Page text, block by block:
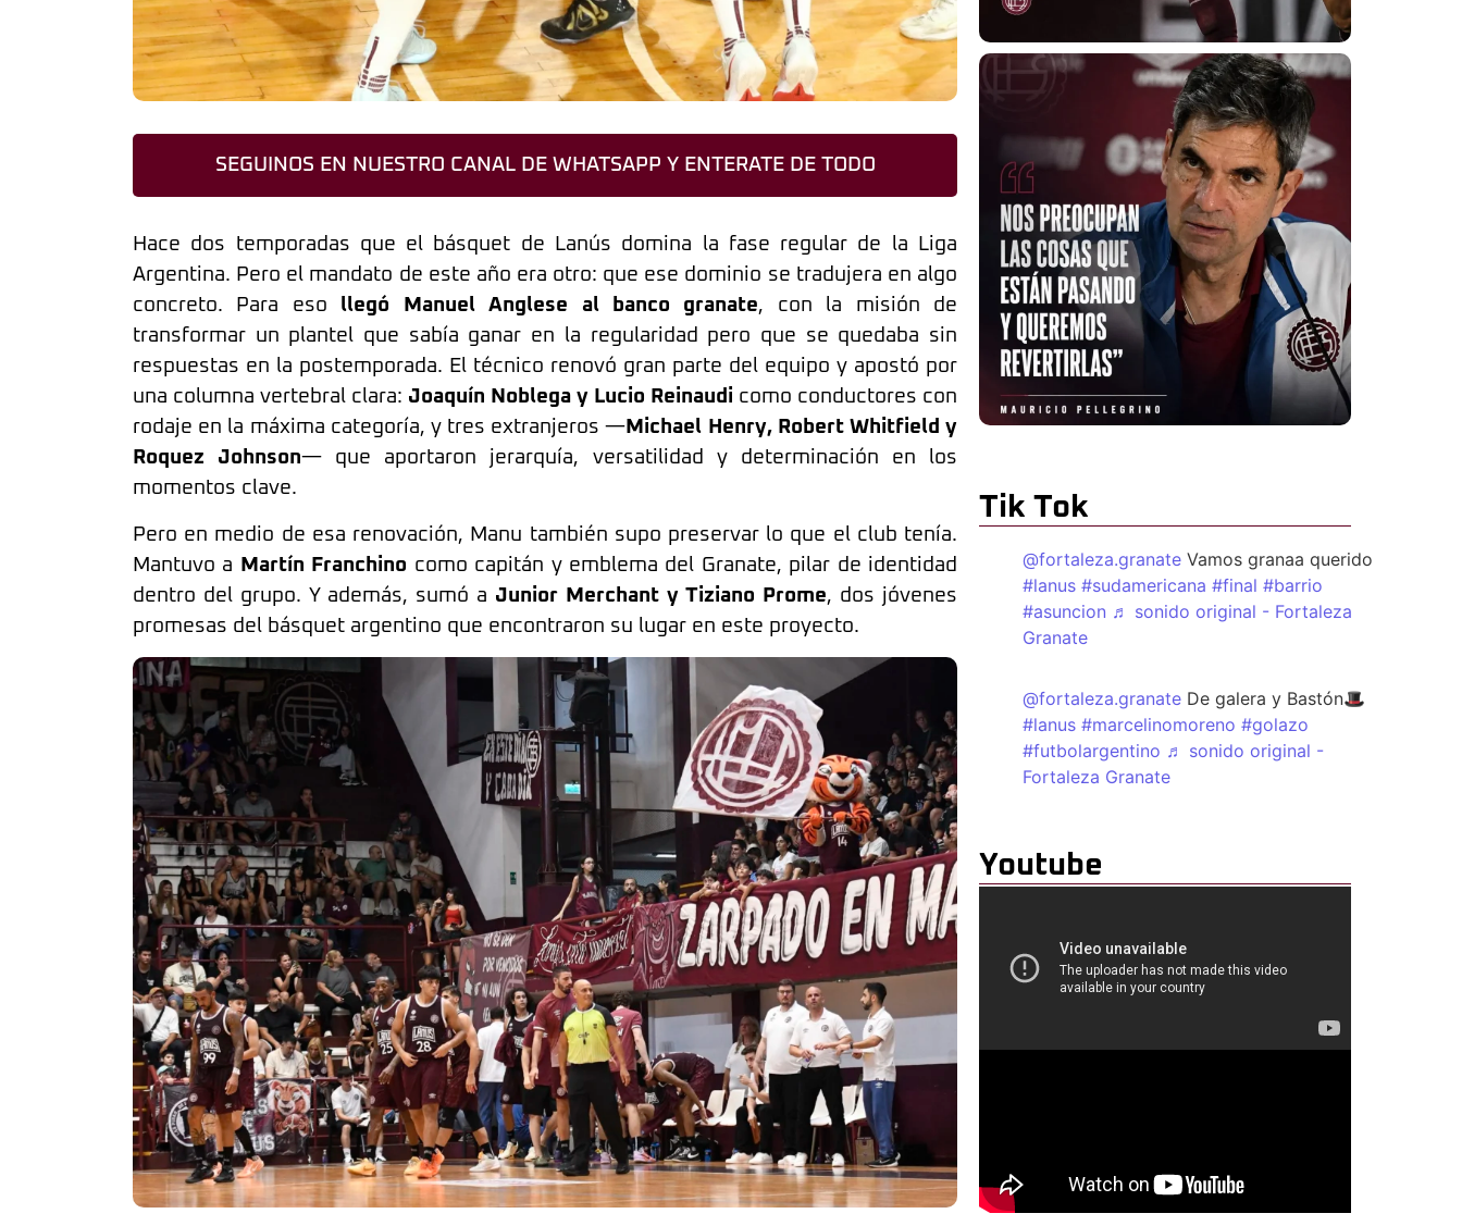
SEGUINOS EN NUESTRO CANAL DE WHATSAPP Y ENTERATE DE TODO
Hace dos temporadas que el básquet de Lanús domina la fase regular de la Liga
Argentina. Pero el mandato de este año era otro: que ese dominio se tradujera en algo
concreto. Para eso llegó Manuel Anglese al banco granate, con la misión de
transformar un plantel que sabía ganar en la regularidad pero que se quedaba sin
respuestas en la postemporada. El técnico renovó gran parte del equipo y apostó por
una columna vertebral clara: Joaquín Noblega y Lucio Reinaudi como conductores con
rodaje en la máxima categoría, y tres extranjeros — Michael Henry, Robert Whitfield y
Roquez Johnson— que aportaron jerarquía, versatilidad y determinación en los
momentos clave.
Pero en medio de esa renovación, Manu también supo preservar lo que el club tenía.
Mantuvo a
Martín Franchino como capitán y emblema del Granate, pilar de identidad
dentro del grupo. Y además, sumó a Junior Merchant y Tiziano Prome, dos jóvenes
promesas del básquet argentino que encontraron su lugar en este proyecto.
Tik Tok
@fortaleza.granate Vamos granaa querido
#lanus #sudamericana #final #barrio
#asuncion ♬ sonido original - Fortaleza
Granate
@fortaleza.granate De galera y Bastón🎩
#lanus #marcelinomoreno #golazo
#futbolargentino ♬ sonido original -
Fortaleza Granate
Youtube